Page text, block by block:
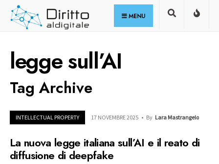
Skip
MENU
legge sull’AI
Tag Archive
INTELLECTUAL PROPERTY 17 NOVEMBRE 2025 • By Lara Mastrangelo
La nuova legge italiana sull’AI e il reato di
diffusione di deepfake